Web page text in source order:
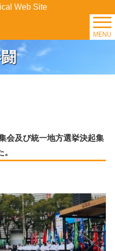
Web Site
会及び統一地方選挙決起集